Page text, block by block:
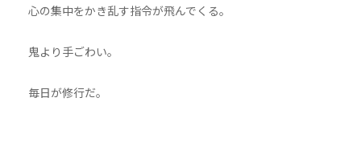
心の集中をかき乱す指令が飛んでくる。
鬼より手ごわい。
毎日が修行だ。